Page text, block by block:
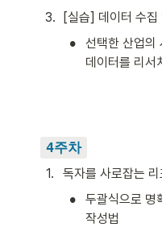
3. [실습] 데이터 수집
•
선택한 산업의
데이터를 리
4주차
1. 독자를 사로잡는 리
•
두괄식으로
작성법